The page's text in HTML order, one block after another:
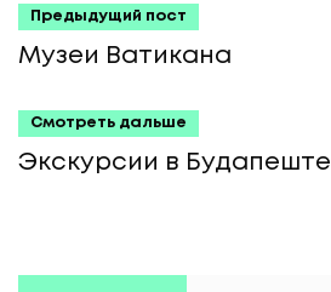
Предыдущий пост
Музеи Ватикана
Смотреть дальше
Экскурсии в Будапеште